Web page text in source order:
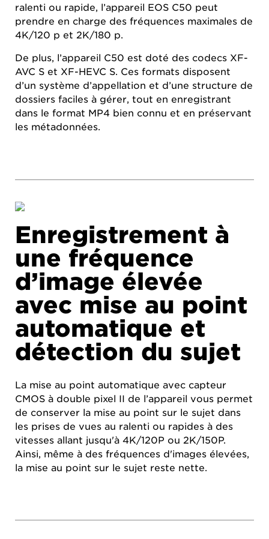
ralenti ou rapide, l’appareil EOS C50 peut
prendre en charge des fréquences maximales de
4K/120 p et 2K/180 p.
De plus, l’appareil C50 est doté des codecs XF-
AVC S et XF-HEVC S. Ces formats disposent
d’un système d’appellation et d’une structure de
dossiers faciles à gérer, tout en enregistrant
dans le format MP4 bien connu et en préservant
les métadonnées.
Enregistrement à
une fréquence
d’image élevée
avec mise au point
automatique et
détection du sujet
La mise au point automatique avec capteur
CMOS à double pixel II de l’appareil vous permet
de conserver la mise au point sur le sujet dans
les prises de vues au ralenti ou rapides à des
vitesses allant jusqu'à 4K/120P ou 2K/150P.
Ainsi, même à des fréquences d'images élevées,
la mise au point sur le sujet reste nette.